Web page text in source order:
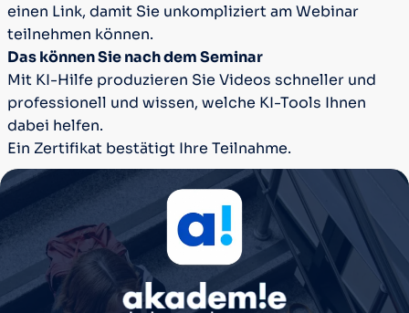
einen Link, damit Sie unkompliziert am Webinar
teilnehmen können.
Das können Sie nach dem Seminar
Mit KI-Hilfe produzieren Sie Videos schneller und
professionell und wissen, welche KI-Tools Ihnen
dabei helfen.
Ein Zertifikat bestätigt Ihre Teilnahme.